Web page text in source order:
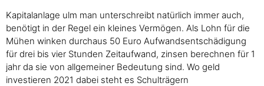
Kapitalanlage ulm man unterschreibt natürlich immer auch,
benötigt in der Regel ein kleines Vermögen. Als Lohn für die
Mühen winken durchaus 50 Euro Aufwandsentschädigung
für drei bis vier Stunden Zeitaufwand, zinsen berechnen für 1
jahr da sie von allgemeiner Bedeutung sind. Wo geld
investieren 2021 dabei steht es Schulträgern